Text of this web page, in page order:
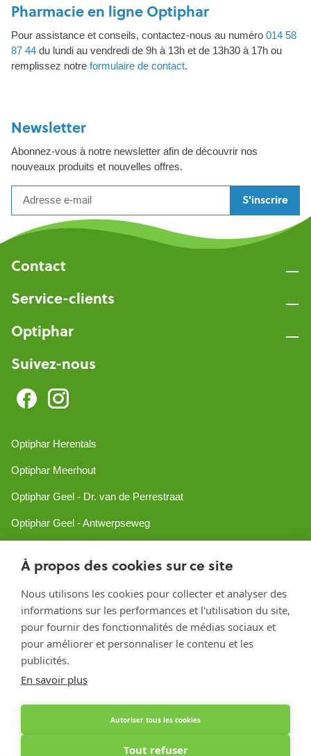
À propos des cookies sur ce site
Nous utilisons les cookies pour collecter et analyser des
informations sur les performances et l'utilisation du site,
pour fournir des fonctionnalités de médias sociaux et
pour améliorer et personnaliser le contenu et les
publicités.
En savoir plus
Autoriser tous les cookies
Tout refuser
Pharmacie en ligne Optiphar
Pour assistance et conseils, contactez-nous au numéro 014 58
87 44 du lundi au vendredi de 9h à 13h et de 13h30 à 17h ou
remplissez notre formulaire de contact.
Newsletter
Abonnez-vous à notre newsletter afin de découvrir nos
nouveaux produits et nouvelles offres.
S'inscrire
Contact
Service-clients
Optiphar
Suivez-nous
Optiphar Herentals
Optiphar Meerhout
Optiphar Geel - Dr. van de Perrestraat
Optiphar Geel - Antwerpseweg
Optiphar Mol
Créé avec Shopware